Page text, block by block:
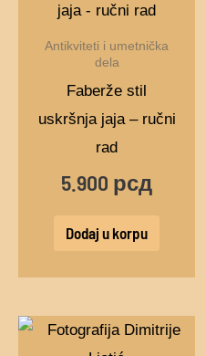
Antikviteti i umetnička
dela
Faberže stil
uskršnja jaja – ručni
rad
5.900 рсд
Dodaj u korpu